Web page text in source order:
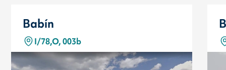
Babín
I/78,O, 003b